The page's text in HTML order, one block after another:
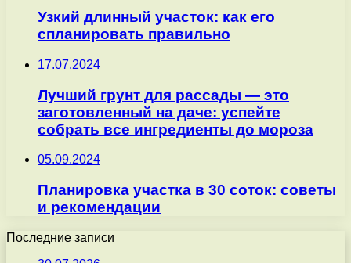
Узкий длинный участок: как его
спланировать правильно
17.07.2024
Лучший грунт для рассады — это
заготовленный на даче: успейте
собрать все ингредиенты до мороза
05.09.2024
Планировка участка в 30 соток: советы
и рекомендации
Последние записи